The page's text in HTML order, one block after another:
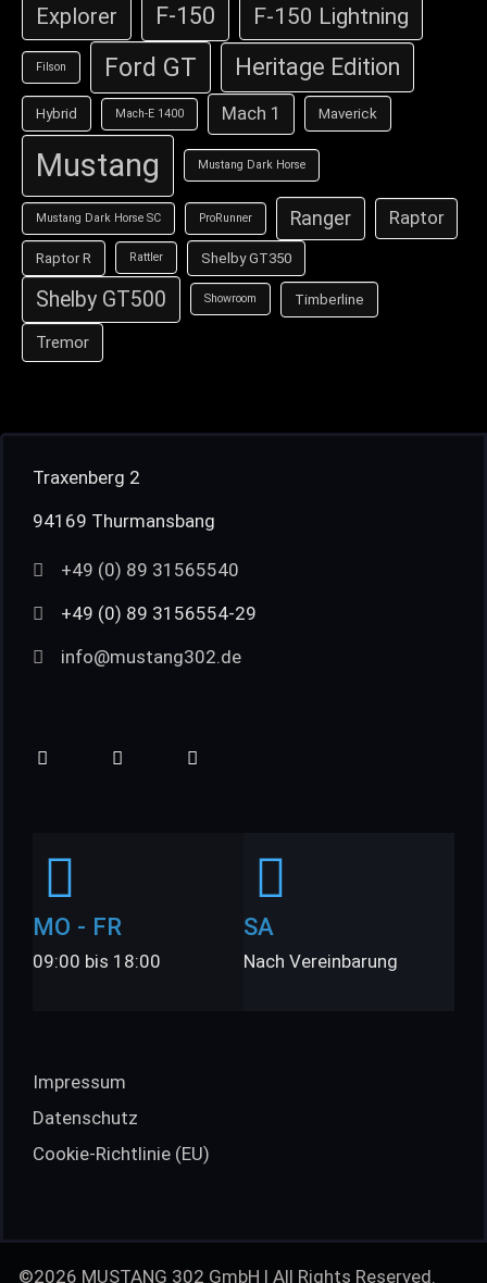
Explorer F-150 F-150 Lightning
Filson Ford GT Heritage Edition
Hybrid Mach-E 1400 Mach 1 Maverick
Mustang Mustang Dark Horse
Mustang Dark Horse SC ProRunner Ranger Raptor
Raptor R Rattler Shelby GT350
Shelby GT500 Showroom Timberline
Tremor
Traxenberg 2
94169 Thurmansbang
+49 (0) 89 31565540
+49 (0) 89 3156554-29
info@mustang302.de
MO - FR
09:00 bis 18:00
SA
Nach Vereinbarung
Impressum
Datenschutz
Cookie-Richtlinie (EU)
©2026 MUSTANG 302 GmbH | All Rights Reserved.